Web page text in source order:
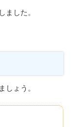
ました。
しょう。